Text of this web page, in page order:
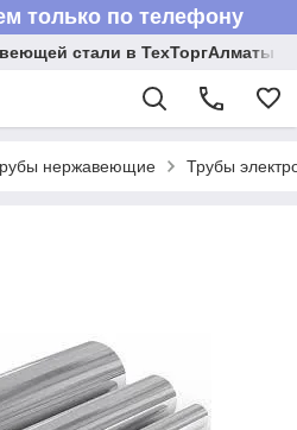
только по телефону
стали в ТехТоргАлматы
нержавеющие Трубы